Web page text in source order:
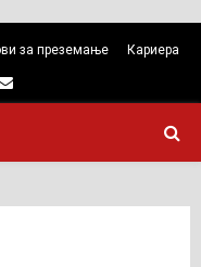
за преземање Кариера
Email